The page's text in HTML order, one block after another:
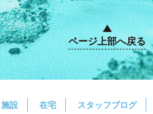
ページ上部へ戻る
施設 在宅 スタッフブログ